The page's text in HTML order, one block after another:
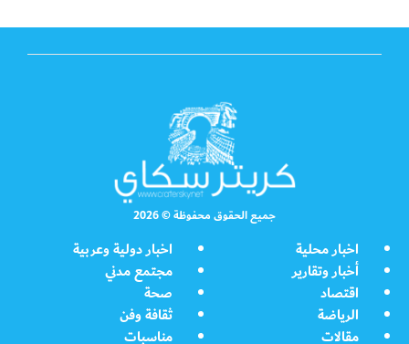
جميع الحقوق محفوظة © 2026
اخبار محلية
اخبار دولية وعربية
أخبار وتقارير
مجتمع مدني
اقتصاد
صحة
الرياضة
ثقافة وفن
مقالات
مناسبات